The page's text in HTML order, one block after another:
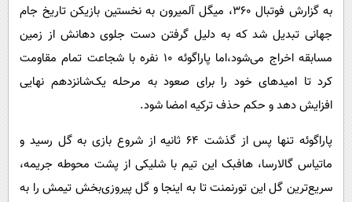
گوناگون
حوادث
محیط زیست
اجتماعی
دانلود
به گزارش فوتبال ۳۶۰، میگل آلمیرون به نخستین بازیکن تاریخ جام
جهانی تبدیل شد که به دلیل گرفتن دست جلوی دهانش از زمین
مسابقه اخراج می‌شود،اما پاراگوئه ۱۰ نفره با شجاعت تمام مقاومت
کرد تا امیدهای خود را برای صعود به مرحله یک‌شانزدهم نهایی
افزایش دهد و حکم حذف ترکیه امضا شود.
پاراگوئه تنها پس از گذشت ۶۴ ثانیه از شروع بازی به گل رسید و
ماتیاس گالارسا، هافبک این تیم با شلیکی از پشت محوطه جریمه،
سریع‌ترین گل این تورنمنت تا به اینجا و گل پیروزی‌بخش تیمش را به